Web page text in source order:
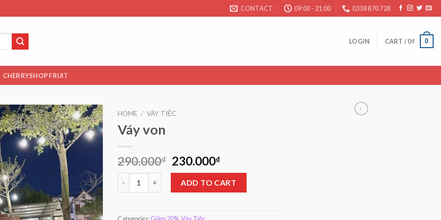
CONTACT 09:00 - 21:00 0338 870 728
LOGIN CART /0₫ 0
CHERRYSHOP FRUIT
HOME / VÁY TIỆC
Váy von
290.000₫ 230.000₫
ADD TO CART
Categories:Giảm 20%,Váy Tiệc